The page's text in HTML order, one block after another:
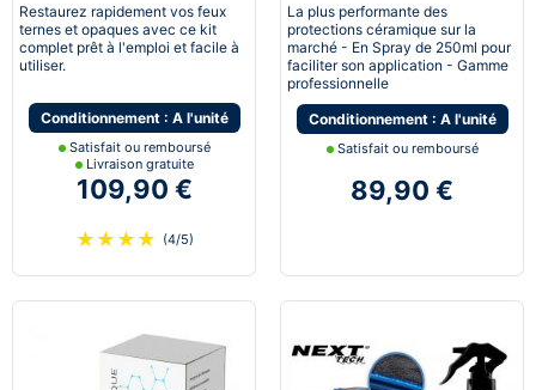
Restaurez rapidement vos feux
ternes et opaques avec ce kit
complet prêt à l'emploi et facile à
utiliser.
Conditionnement : A l'unité
Satisfait ou remboursé
Livraison gratuite
109,90 €
★ ★ ★ ★ (4/5)
La plus performante des
protections céramique sur la
marché - En Spray de 250ml pour
faciliter son application - Gamme
professionnelle
Conditionnement : A l'unité
Satisfait ou remboursé
89,90 €